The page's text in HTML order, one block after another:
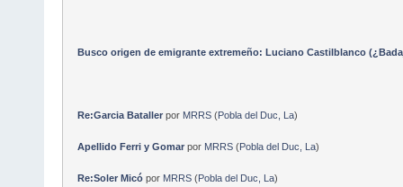
Busco origen de emigrante extremeño: Luciano Castilblanco
Re:Garcia Batallerpor MRRS(Pobla del Duc, La)
Apellido Ferri y Gomarpor MRRS(Pobla del Duc, La)
Re:Soler Micópor MRRS(Pobla del Duc, La)